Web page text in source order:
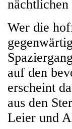
Wer die
auf den
erscheint
aus den
Leier und